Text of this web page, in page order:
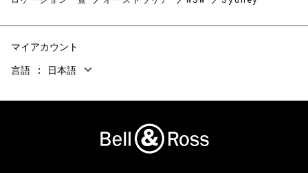
マイアカウント
言語
日本語